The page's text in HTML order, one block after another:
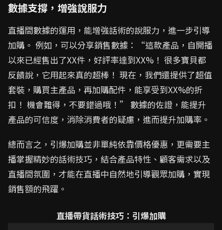
數據支撐，增強說服力
直播間數據的運用，能增強話術的說服力，進一步引導
加購。 例如，可以分享銷售數據：“這款產品，自開播
以來已經售出了XX件，好評率達到XX%！ 很多寶貝都
反饋說，它用起來真的超棒！ 現在，我們還提供了超值
套裝，購買主產品，再加購配件，能享受到XX%的折
扣！ 機會難得，不要錯過哦！” 數據的佐證，能提升
產品的可信度，消除消費者的疑慮，進而提升加購率。
總而言之，引爆加購並非單純依靠價格優惠，更需要主
播掌握精妙的話術技巧，結合產品特性、顧客需求以及
直播間氛圍，才能在直播中自然地引導觀眾加購，實現
銷售額的飛躍。
直播帶貨話術技巧：引爆加購